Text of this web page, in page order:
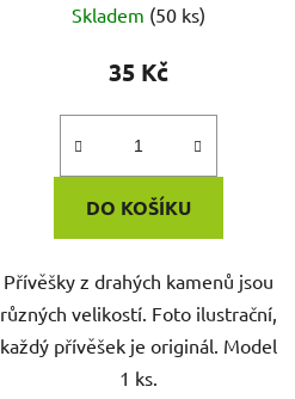
Skladem (50 ks)
35 Kč
DO KOŠÍKU
Přívěšky z drahých kamenů jsou
různých velikostí. Foto ilustrační,
každý přívěšek je originál. Model
1 ks.